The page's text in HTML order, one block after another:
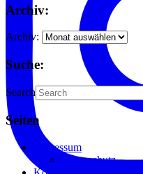
Archiv:
Archiv:
Suche:
Search
Seiten
Impressum
Datenschutz